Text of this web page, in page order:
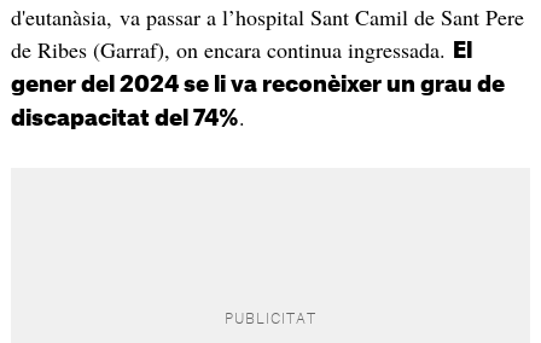
d'eutanàsia, va passar a l’hospital Sant Camil de Sant Pere
de Ribes (Garraf), on encara continua ingressada.
El
gener del 2024 se li va reconèixer un grau de
discapacitat del 74%.